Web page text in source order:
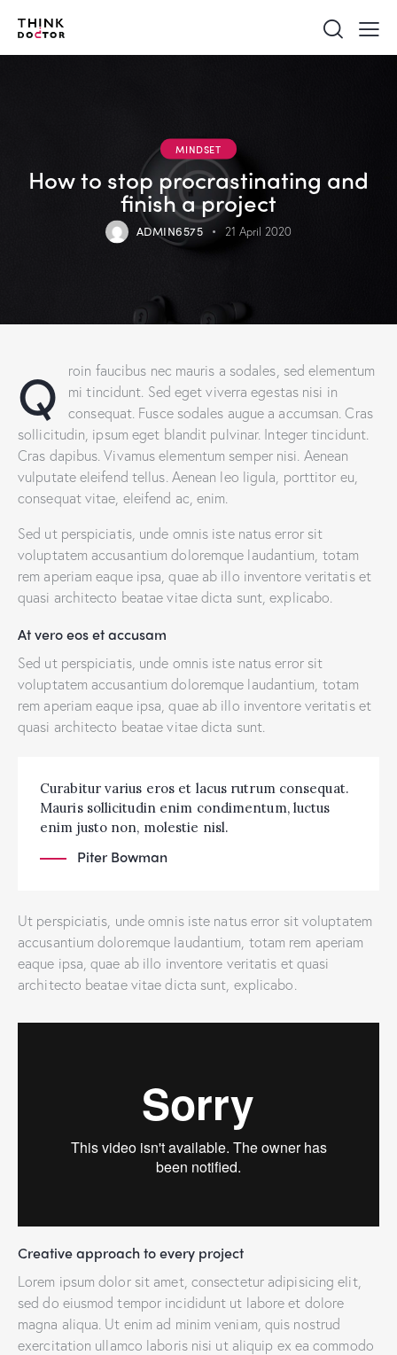
MINDSET
How to stop procrastinating and
finish a project
ADMIN6575 21 April 2020
Q
roin faucibus nec mauris a sodales, sed elementum
mi tincidunt. Sed eget viverra egestas nisi in
consequat. Fusce sodales augue a accumsan. Cras
sollicitudin, ipsum eget blandit pulvinar. Integer tincidunt.
Cras dapibus. Vivamus elementum semper nisi. Aenean
vulputate eleifend tellus. Aenean leo ligula, porttitor eu,
consequat vitae, eleifend ac, enim.
Sed ut perspiciatis, unde omnis iste natus error sit
voluptatem accusantium doloremque laudantium, totam
rem aperiam eaque ipsa, quae ab illo inventore veritatis et
quasi architecto beatae vitae dicta sunt, explicabo.
At vero eos et accusam
Sed ut perspiciatis, unde omnis iste natus error sit
voluptatem accusantium doloremque laudantium, totam
rem aperiam eaque ipsa, quae ab illo inventore veritatis et
quasi architecto beatae vitae dicta sunt.
Curabitur varius eros et lacus rutrum consequat.
Mauris sollicitudin enim condimentum, luctus
enim justo non, molestie nisl.
Piter Bowman
Ut perspiciatis, unde omnis iste natus error sit voluptatem
accusantium doloremque laudantium, totam rem aperiam
eaque ipsa, quae ab illo inventore veritatis et quasi
architecto beatae vitae dicta sunt, explicabo.
Creative approach to every project
Lorem ipsum dolor sit amet, consectetur adipisicing elit,
sed do eiusmod tempor incididunt ut labore et dolore
magna aliqua. Ut enim ad minim veniam, quis nostrud
exercitation ullamco laboris nisi ut aliquip ex ea commodo